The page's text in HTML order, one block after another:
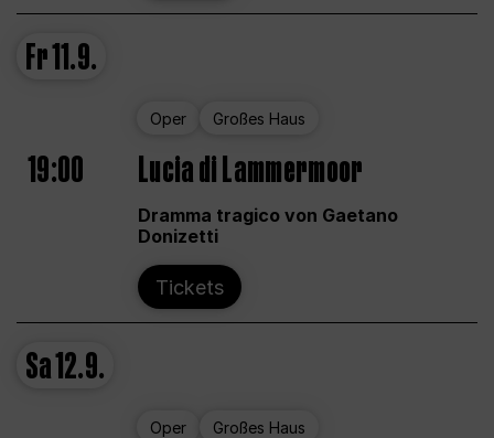
Fr11.9.
Oper Großes Haus
19:00 Lucia di Lammermoor
Dramma tragico von Gaetano
Donizetti
Tickets
Sa12.9.
Oper Großes Haus